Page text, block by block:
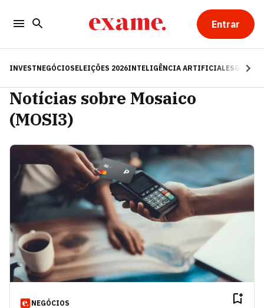
Entrar
INVESTNEGÓCIOSELEIÇÕES 2026INTELIGÊNCIA ARTIFICIALESG
Notícias sobre Mosaico
(MOSI3)
NEGÓCIOS